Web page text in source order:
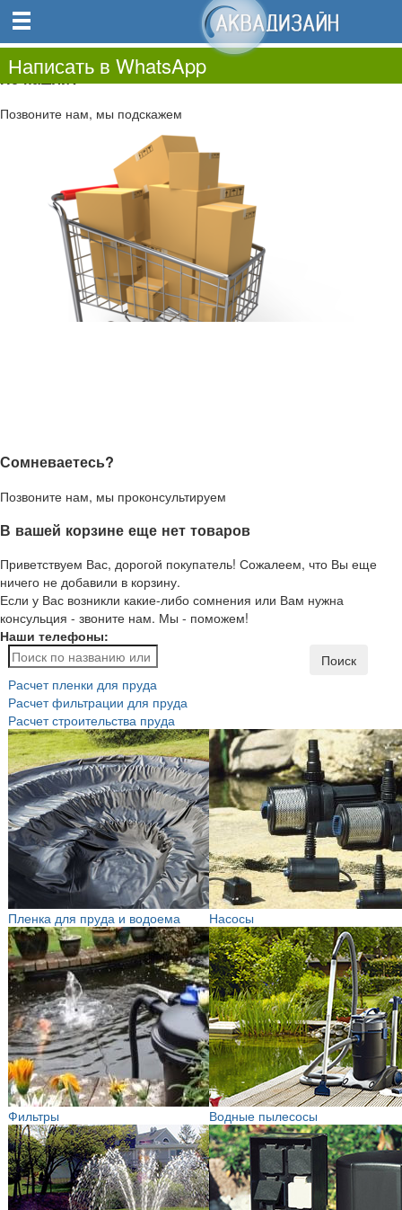
0.00
0
Не нашли?
Позвоните нам, мы подскажем
Сомневаетесь?
Позвоните нам, мы проконсультируем
В вашей корзине еще нет товаров
Приветствуем Вас, дорогой покупатель! Сожалеем, что Вы еще
ничего не добавили в корзину.
Если у Вас возникли какие-либо сомнения или Вам нужна
консульция - звоните нам. Мы - поможем!
Наши телефоны:
Написать в WhatsApp
Поиск
Расчет пленки для пруда
Расчет фильтрации для пруда
Расчет строительства пруда
Пленка для пруда и водоема Насосы
Фильтры Водные пылесосы